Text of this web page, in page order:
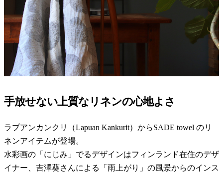
手放せない上質なリネンの心地よさ
ラプアンカンクリ（Lapuan Kankurit）からSADE towel のリ
ネンアイテムが登場。
水彩画の「にじみ」でるデザインはフィンランド在住のデザ
イナー、吉澤葵さんによる「雨上がり」の風景からのインス